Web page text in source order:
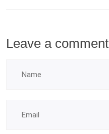
Leave a comment